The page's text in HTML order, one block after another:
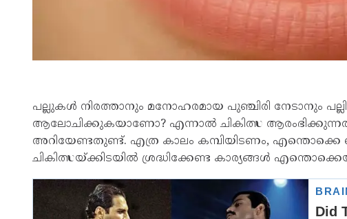
പല്ലുകൾ നിരത്താനും മനോഹരമായ പുഞ്ചിരി നേടാനും
ആലോചിക്കുകയാണോ? എന്നാൽ ചികിത്സ
അറിയേണ്ടതുണ്ട്. എത്ര കാലം കമ്പിയിടണം, എന്തൊക്കെ
ചികിത്സയ്ക്കിടയിൽ ശ്രദ്ധിക്കേണ്ട കാര്യങ്ങൾ